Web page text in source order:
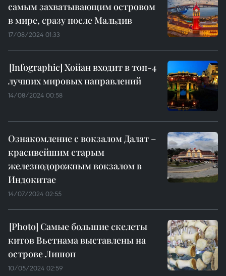
самым захватывающим островом
в мире, сразу после Мальдив
17/08/2024 01:33
Хойан входит в топ-4
лучших мировых направлений
14/08/2024 00:58
Ознакомление с вокзалом Далат –
красивейшим старым
железнодорожным вокзалом в
Индокитае
14/07/2024 02:55
Самые большие скелеты
китов Вьетнама выставлены на
острове Лишон
10/05/2024 02:59